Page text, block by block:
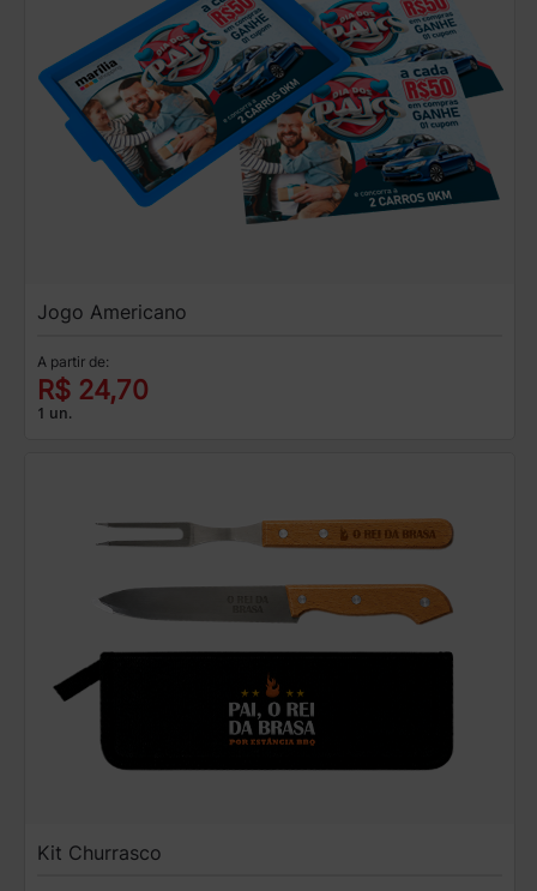
Jogo Americano
A partir de:
R$ 24,70
1 un.
Kit Churrasco